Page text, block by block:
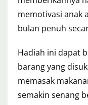
memotivasi anak
bulan penuh
Hadiah ini dapat
barang yang
memasak
semakin senang